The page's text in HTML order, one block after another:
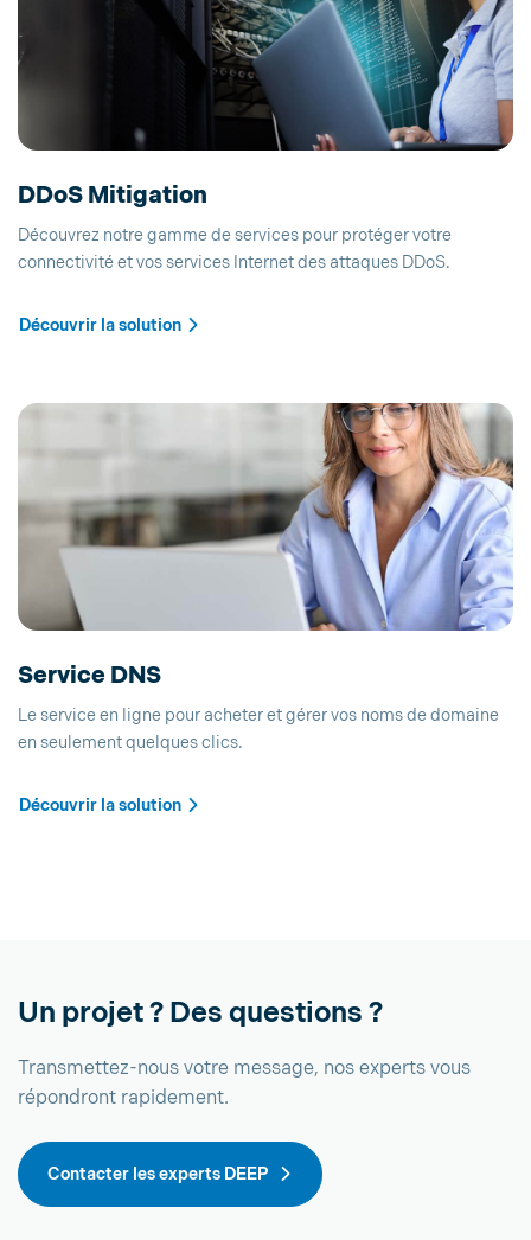
DDoS Mitigation
Découvrez notre gamme de services pour protéger votre
connectivité et vos services Internet des attaques DDoS.
Découvrir la solution
Service DNS
Le service en ligne pour acheter et gérer vos noms de domaine
en seulement quelques clics.
Découvrir la solution
Un projet ? Des questions ?
Transmettez-nous votre message, nos experts vous
répondront rapidement.
Contacter les experts DEEP